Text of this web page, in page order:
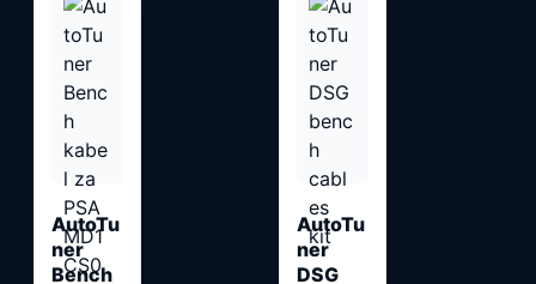
AutoTu
ner
Bench
AutoTu
ner
DSG